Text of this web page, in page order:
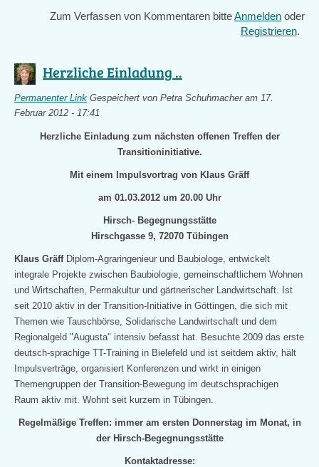
Zum Verfassen von Kommentaren bitteAnmelden oder
Registrieren.
Herzliche Einladung ..
Permanenter Link Gespeichert von Petra Schuhmacheram 17.
Februar 2012 - 17:41
Herzliche Einladung zum nächsten offenen Treffen der
Transitioninitiative.
Mit einem Impulsvortrag von Klaus Gräff
am 01.03.2012 um 20.00 Uhr
Hirsch- Begegnungsstätte
Hirschgasse 9, 72070 Tübingen
Klaus Gräff Diplom-Agraringenieur und Baubiologe, entwickelt
integrale Projekte zwischen Baubiologie, gemeinschaftlichem Wohnen
und Wirtschaften, Permakultur und gärtnerischer Landwirtschaft. Ist
seit 2010 aktiv in der Transition-Initiative in Göttingen, die sich mit
Themen wie Tauschbörse, Solidarische Landwirtschaft und dem
Regionalgeld "Augusta" intensiv befasst hat. Besuchte 2009 das erste
deutsch-sprachige TT-Training in Bielefeld und ist seitdem aktiv, hält
Impulsverträge, organisiert Konferenzen und wirkt in einigen
Themengruppen der Transition-Bewegung im deutschsprachigen
Raum aktiv mit. Wohnt seit kurzem in Tübingen.
Regelmäßige Treffen: immer am ersten Donnerstag im Monat, in
der Hirsch-Begegnungsstätte
Kontaktadresse: